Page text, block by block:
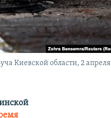
Киевской области, 2 апреля